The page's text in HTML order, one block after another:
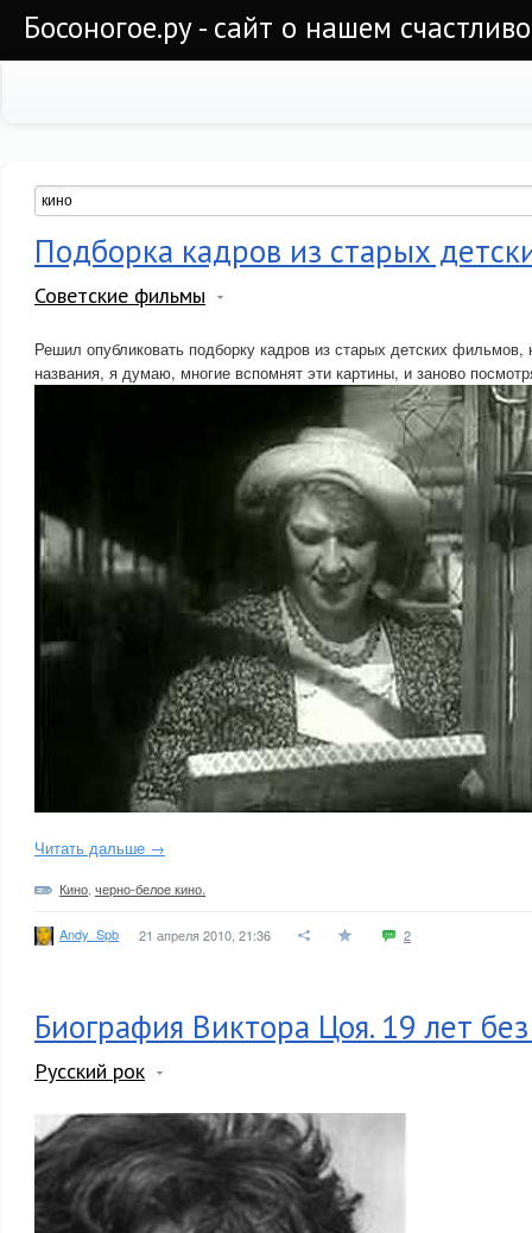
Босоногое.ру - сайт о нашем
Подборка кадров из старых
Советские фильмы
Решил опубликовать подборку кадров из старых детских фильмов,
названия, я думаю, многие вспомнят эти картины, и заново
Читать дальше →
Кино черно-белое кино.
Andy_Spb 21 апреля 2010, 21:36 2
Биография Виктора Цоя. 19 лет
Русский рок